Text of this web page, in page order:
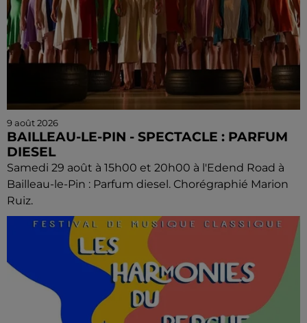
9 août 2026
BAILLEAU-LE-PIN - SPECTACLE : PARFUM
DIESEL
Samedi 29 août à 15h00 et 20h00 à l'Edend Road à
Bailleau-le-Pin : Parfum diesel. Chorégraphié Marion
Ruiz.